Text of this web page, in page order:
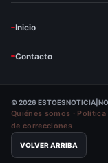
Inicio
Contacto
© 2026
Quiénes somos · Política
de correcciones
VOLVER ARRIBA